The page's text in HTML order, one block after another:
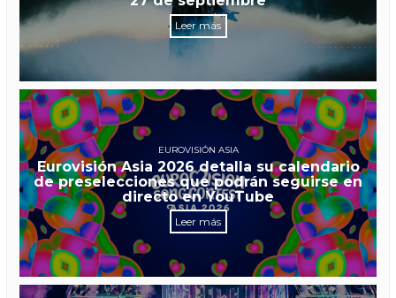
Leer más
EUROVISIÓN ASIA
Eurovisión Asia 2026 detalla su calendario
de preselecciones que podrán seguirse en
directo en YouTube
Leer más